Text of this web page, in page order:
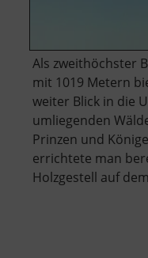
Als zweithöchster
mit 1019 Metern
weiter Blick in die
umliegenden
Prinzen und
errichtete man
Holzgestell auf